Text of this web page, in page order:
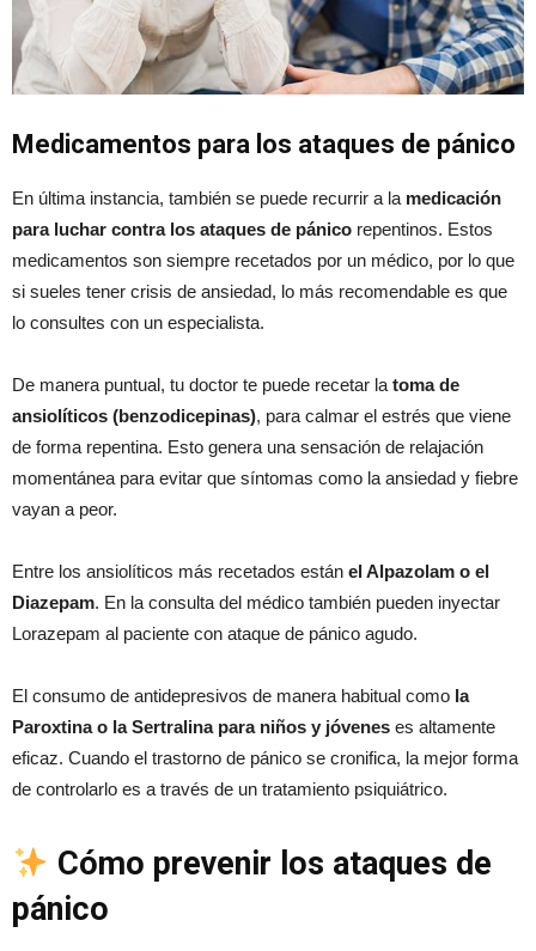
Medicamentos para los ataques de pánico
En última instancia, también se puede recurrir a la medicación
para luchar contra los ataques de pánico repentinos. Estos
medicamentos son siempre recetados por un médico, por lo que
si sueles tener crisis de ansiedad, lo más recomendable es que
lo consultes con un especialista.
De manera puntual, tu doctor te puede recetar la toma de
ansiolíticos (benzodicepinas), para calmar el estrés que viene
de forma repentina. Esto genera una sensación de relajación
momentánea para evitar que síntomas como la ansiedad y fiebre
vayan a peor.
Entre los ansiolíticos más recetados están el Alpazolam o el
Diazepam. En la consulta del médico también pueden inyectar
Lorazepam al paciente con ataque de pánico agudo.
El consumo de antidepresivos de manera habitual como la
Paroxtina o la Sertralina para niños y jóvenes es altamente
eficaz. Cuando el trastorno de pánico se cronifica, la mejor forma
de controlarlo es a través de un tratamiento psiquiátrico.
Cómo prevenir los ataques de
pánico